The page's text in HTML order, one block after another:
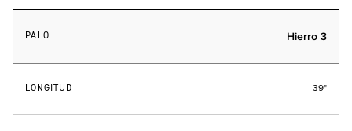
PALO Hierro 3
LONGITUD 39"